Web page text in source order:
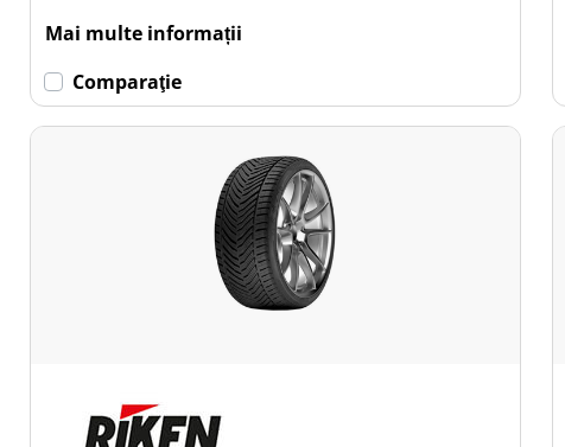
Mai multe informații
Comparaţie